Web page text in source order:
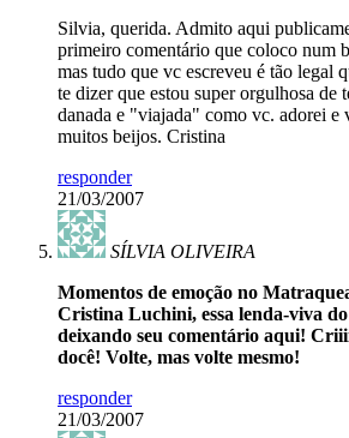
Silvia, querida. Admito aqui
primeiro comentário que coloco num
mas tudo que vc escreveu é tão legal
te dizer que estou super orgulhosa de
danada e "viajada" como vc. adorei e
muitos beijos. Cristina
responder
21/03/2007
SÍLVIA OLIVEIRA
Momentos de emoção no
Cristina Luchini, essa lenda-viva
deixando seu comentário aqui!
docê! Volte, mas volte mesmo!
responder
21/03/2007